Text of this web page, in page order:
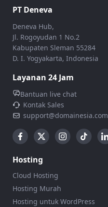
PT Deneva
Deneva Hub,
Jl. Rogoyudan 1 No.2
Kabupaten Sleman 55284
D. I. Yogyakarta, Indonesia
Layanan 24 Jam
Bantuan live chat
Kontak Sales
support@domainesia.com
Hosting
Cloud Hosting
Hosting Murah
Hosting untuk WordPress